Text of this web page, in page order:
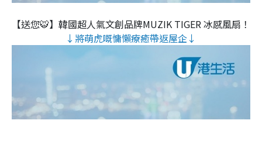
【送您🐯】韓國超人氣文創品牌MUZIK TIGER 冰感風扇！
↓將萌虎嘅慵懶療癒帶返屋企↓